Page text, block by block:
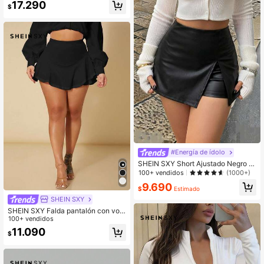
$17.290
SHEIN SXY
SHEIN SXY Falda pantalón con vola
ntes de cintura alta y estilo sexy par
a el verano
100+ vendidos
$11.090
#Energía de ídolo
SHEIN SXY Short Ajustado Negro d
e PU con doble capa para Hem de
100+ vendidos (1000+)
$9.690 Estimado